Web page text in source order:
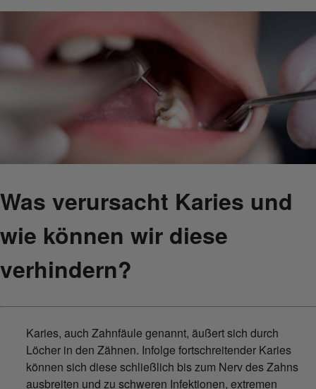
Was verursacht Karies und
wie können wir diese
verhindern?
Karies, auch Zahnfäule genannt, äußert sich durch
Löcher in den Zähnen. Infolge fortschreitender Karies
können sich diese schließlich bis zum Nerv des Zahns
ausbreiten und zu schweren Infektionen, extremen